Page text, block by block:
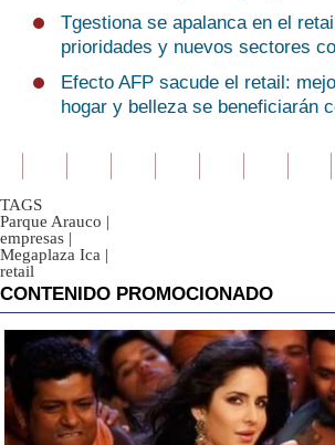
Tgestiona se apalanca en el
prioridades y nuevos sectores
Efecto AFP sacude el retail:
hogar y belleza se beneficiarán
TAGS
Parque Arauco |
empresas |
Megaplaza Ica |
retail